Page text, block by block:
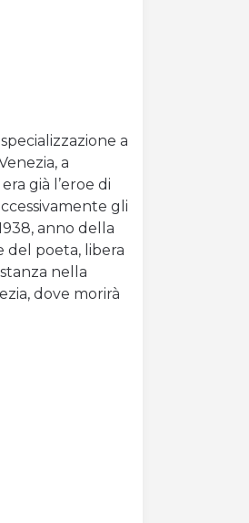
a
a
già l’eroe di
gli
anno della
del poeta, libera
nella
dove morirà